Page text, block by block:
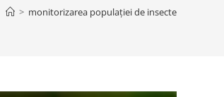
> monitorizarea populației de insecte